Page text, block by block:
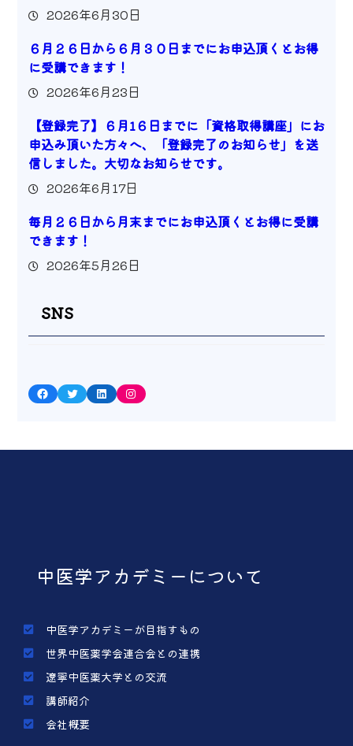
2026年6月30日
６月２６日から６月３０日までにお申込頂くとお得
に受講できます！
2026年6月23日
【登録完了】６月1６日までに「資格取得講座」にお
申込み頂いた方々へ、「登録完了のお知らせ」を送
信しました。大切なお知らせです。
2026年6月17日
毎月２６日から月末までにお申込頂くとお得に受講
できます！
2026年5月26日
SNS
Facebook Twitter LinkedIn Instagram
中医学アカデミーについて
中医学アカデミーが目指すもの
世界中医薬学会連合会との連携
遼寧中医薬大学との交流
講師紹介
会社概要